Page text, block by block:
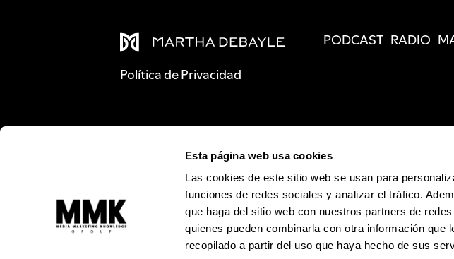
Esta página web usa cookies
Las cookies de este sitio web se usan para
funciones de redes sociales y analizar el tráfico.
que haga del sitio web con nuestros partners de
quienes pueden combinarla con otra información que
recopilado a partir del uso que haya hecho de sus
Política de Privacidad
PODCAST RADIO